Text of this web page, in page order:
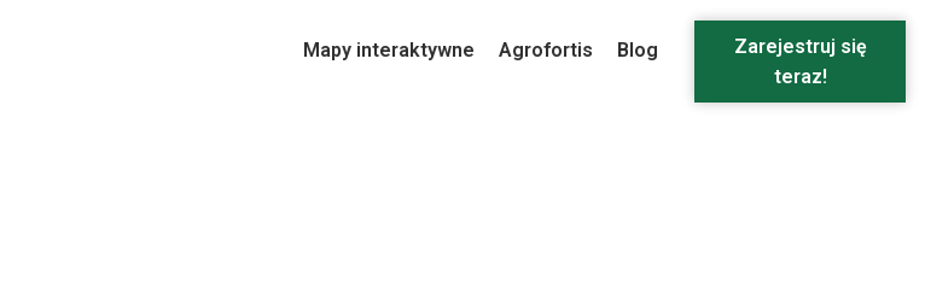
Mapy interaktywne Agrofortis Blog
Zarejestruj się
teraz!